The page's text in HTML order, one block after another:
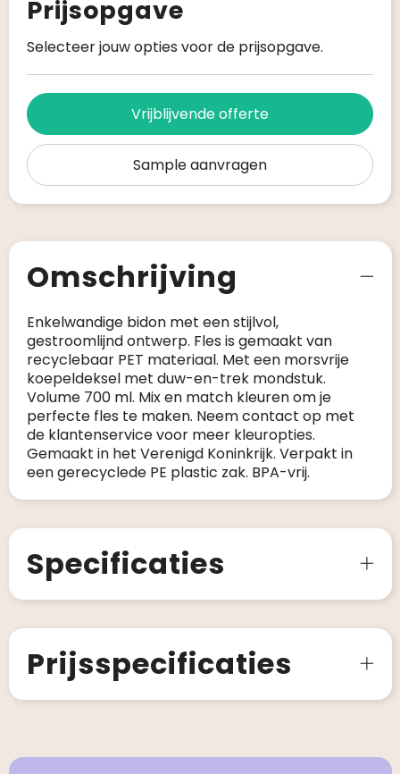
Prijsopgave
Selecteer jouw opties voor de prijsopgave.
Vrijblijvende offerte
Sample aanvragen
Omschrijving
Enkelwandige bidon met een stijlvol,
gestroomlijnd ontwerp. Fles is gemaakt van
recyclebaar PET materiaal. Met een morsvrije
koepeldeksel met duw-en-trek mondstuk.
Volume 700 ml. Mix en match kleuren om je
perfecte fles te maken. Neem contact op met
de klantenservice voor meer kleuropties.
Gemaakt in het Verenigd Koninkrijk. Verpakt in
een gerecyclede PE plastic zak. BPA-vrij.
Specificaties
Prijsspecificaties